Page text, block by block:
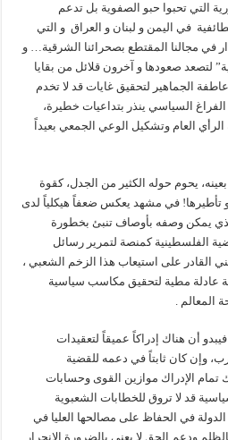
التي تحبوا حبو الصفوية بل تدعم
في اليمن و لبنان و العراق و التي
في مجالنا المقتطع بصحرائنا الشرقية… و
لتصعد صعودها و آخرون قلائل من بقايا
عاطفة الجماهير لتحقيق غايات قد لا تخدم
الفراغ السياسي ينذر بتداعيات خطيرة،
العام وتشكيل الوعي الجمعي بعيداً
يحوم حوله الكثير من الجدل، كقوة
تأطيرها! في مشهد يعكس ضعفاً هيكلياً لدى
الذي يمكن وصفه بأوصاف تنبئ بخطورة
الفلسطينية كمنصة لتمرير رسائل
القادر على استيعاب هذا الزخم الشعبي ،
عادلة مطية لتحقيق مكاسب سياسية
المعالم .
أن هناك إدراكاً عميقاً لتعقيدات
وإن كان ثابتاً في دعمه للقضية
تمام الإدراك موازين القوى وحسابات
قد لا تروق للخطابات الشعبوية
في الحفاظ على مصالحها العليا في
ودعم الحق لا يعني بالضرورة الانجرار